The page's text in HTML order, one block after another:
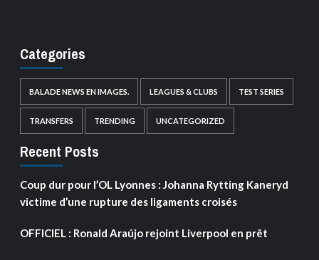
Categories
BALADE NEWS EN IMAGES. LEAGUES & CLUBS TEST SERIES
TRANSFERS TRENDING UNCATEGORIZED
Recent Posts
Coup dur pour l’OL Lyonnes : Johanna Rytting Kaneryd
victime d’une rupture des ligaments croisés
OFFICIEL : Ronald Araújo rejoint Liverpool en prêt